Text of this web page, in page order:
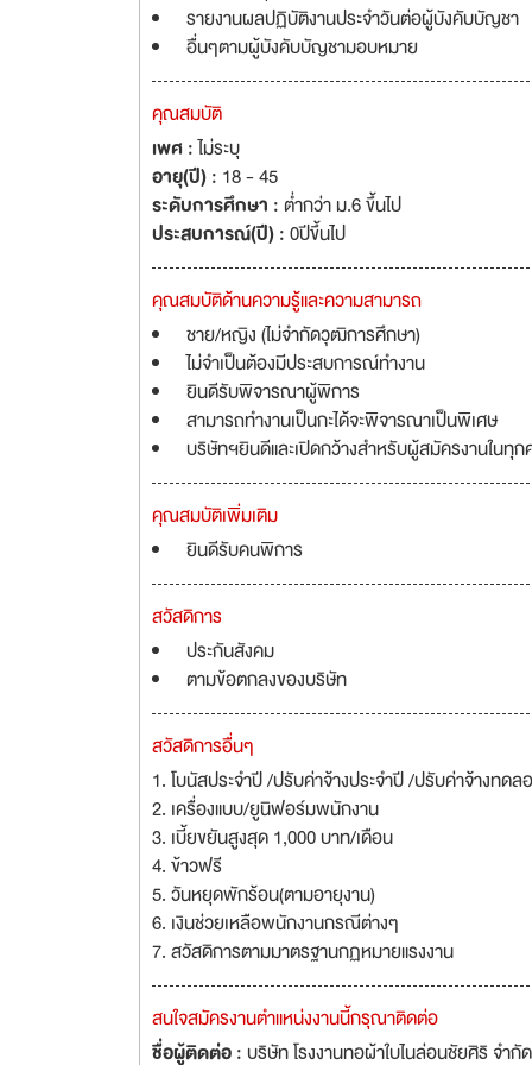
รายงานผลปฏิบัติงานประจำวันต่อผู้บังคับบัญชา
อื่นๆตามผู้บังคับบัญชามอบหมาย
คุณสมบัติ
เพศ :ไม่ระบุ
อายุ(ปี) : 18 - 45
ระดับการศึกษา :ต่ำกว่า ม.6 ขึ้นไป
ประสบการณ์(ปี) :0ปีขึ้นไป
คุณสมบัติด้านความรู้และความสามารถ
ชาย/หญิง (ไม่จำกัดวุฒิการศึกษา)
ไม่จำเป็นต้องมีประสบการณ์ทำงาน
ยินดีรับพิจารณาผู้พิการ
สามารถทำงานเป็นกะได้จะพิจารณาเป็นพิเศษ
บริษัทฯยินดีและเปิดกว้างสำหรับผู้สมัครงานในทุก
คุณสมบัติเพิ่มเติม
ยินดีรับคนพิการ
สวัสดิการ
ประกันสังคม
ตามข้อตกลงของบริษัท
สวัสดิการอื่นๆ
1. โบนัสประจำปี /ปรับค่าจ้างประจำปี /ปรับค่าจ้างทดล
2. เครื่องแบบ/ยูนิฟอร์มพนักงาน
3. เบี้ยขยันสูงสุด 1,000 บาท/เดือน
4. ข้าวฟรี
5. วันหยุดพักร้อน(ตามอายุงาน)
6. เงินช่วยเหลือพนักงานกรณีต่างๆ
7. สวัสดิการตามมาตรฐานกฏหมายแรงงาน
สนใจสมัครงานตำแหน่งงานนี้กรุณาติดต่อ
ชื่อผู้ติดต่อ :บริษัท โรงงานทอผ้าใบไนล่อนชัยศิริ จำกัด